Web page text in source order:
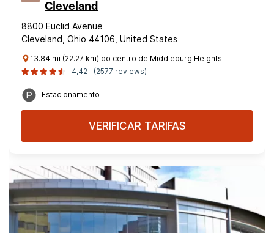
Cleveland
8800 Euclid Avenue
Cleveland, Ohio 44106, United States
13.84 mi (22.27 km) do centro de Middleburg Heights
4,42
(2577 reviews)
Estacionamento
VERIFICAR TARIFAS